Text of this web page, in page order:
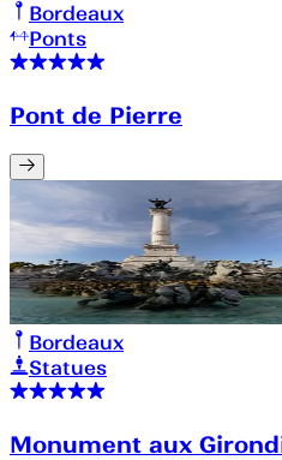
Bordeaux
Ponts
Pont de Pierre
Bordeaux
Statues
Monument aux